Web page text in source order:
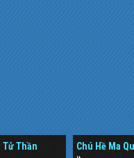
Tử Thần
Chú Hề Ma